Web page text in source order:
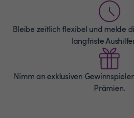
Bleibe zeitlich flexibel und melde
langfriste
Nimm an exklusiven
Prämien.